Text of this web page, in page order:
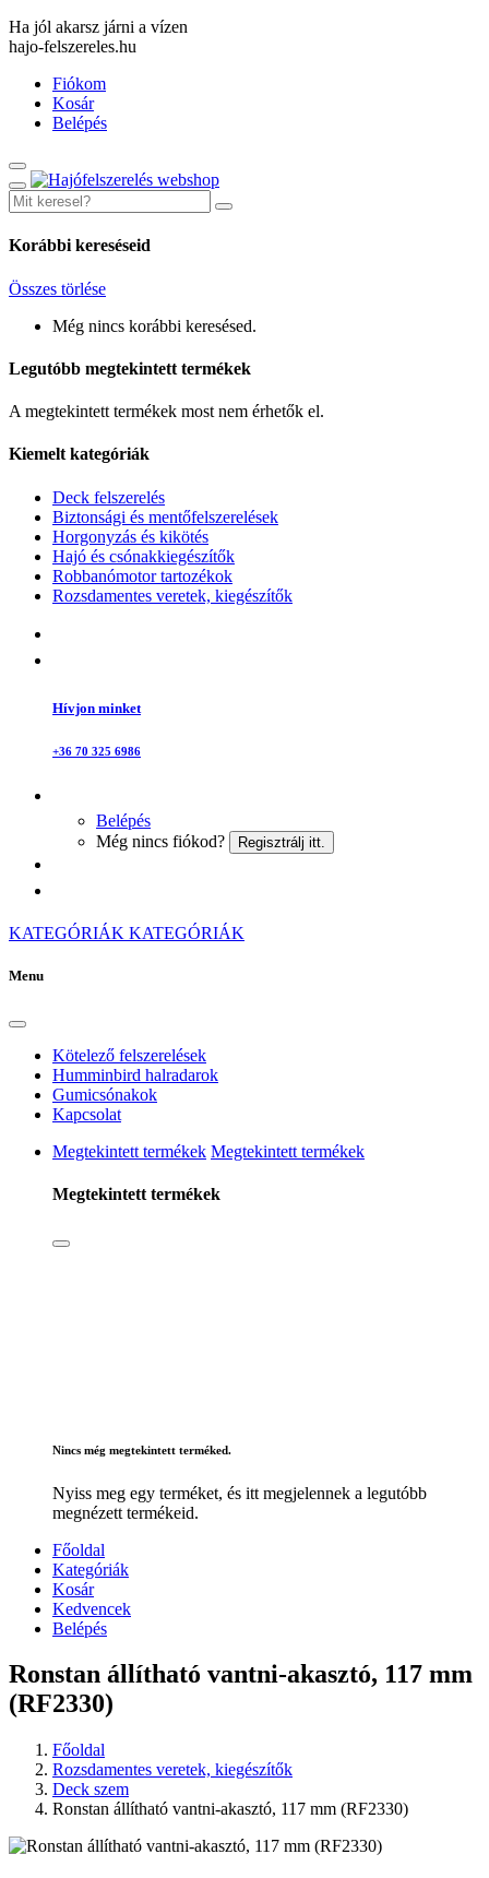
Ha jól akarsz járni a vízen
hajo-felszereles.hu
Fiókom
Kosár
Belépés
Korábbi kereséseid
Összes törlése
Még nincs korábbi keresésed.
Legutóbb megtekintett termékek
A megtekintett termékek most nem érhetők el.
Kiemelt kategóriák
Deck felszerelés
Biztonsági és mentőfelszerelések
Horgonyzás és kikötés
Hajó és csónakkiegészítők
Robbanómotor tartozékok
Rozsdamentes veretek, kiegészítők
Hívjon minket
+36 70 325 6986
Belépés
Még nincs fiókod?
Regisztrálj itt.
KATEGÓRIÁK KATEGÓRIÁK
Menu
Kötelező felszerelések
Humminbird halradarok
Gumicsónakok
Kapcsolat
Megtekintett termékek Megtekintett termékek
Megtekintett termékek
Nincs még megtekintett terméked.
Nyiss meg egy terméket, és itt megjelennek a legutóbb
megnézett termékeid.
Főoldal
Kategóriák
Kosár
Kedvencek
Belépés
Ronstan állítható vantni-akasztó, 117 mm
(RF2330)
Főoldal
Rozsdamentes veretek, kiegészítők
Deck szem
Ronstan állítható vantni-akasztó, 117 mm (RF2330)